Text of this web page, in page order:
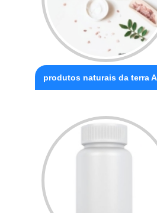
produtos naturais da terra